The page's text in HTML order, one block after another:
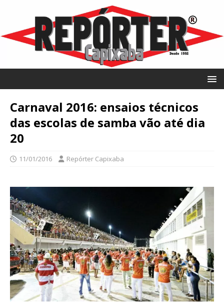
Carnaval 2016: ensaios técnicos
das escolas de samba vão até dia
20
11/01/2016 Repórter Capixaba